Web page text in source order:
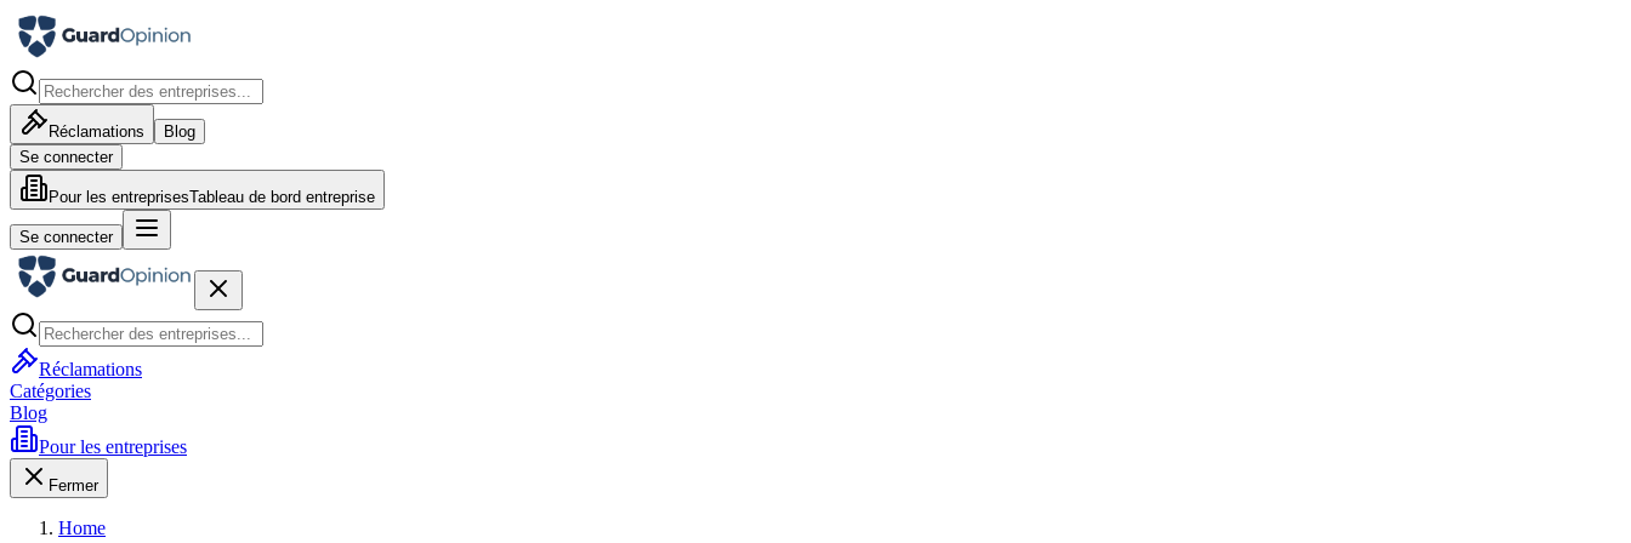
Réclamations
Blog
Se connecter
Pour les entreprisesTableau de bord entreprise
Se connecter
Réclamations
Catégories
Blog
Pour les entreprises
Fermer
Home